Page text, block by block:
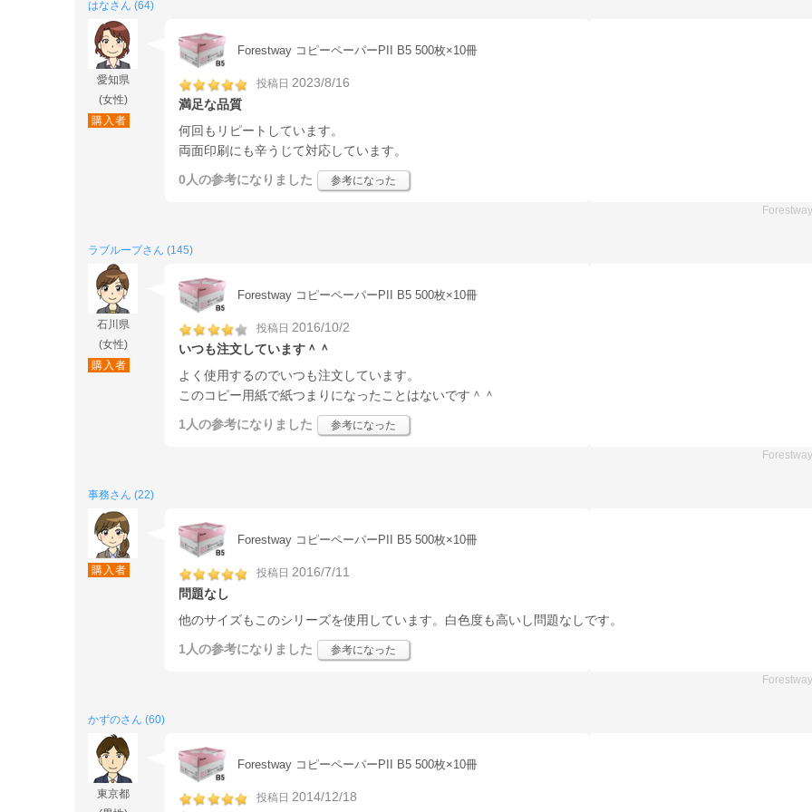
はなさん (64)
愛知県
(女性)
購入者
Forestway コピーペーパーPII B5 500枚×10冊
投稿日 2023/8/16
満足な品質
何回もリピートしています。
両面印刷にも辛うじて対応しています。
0人の参考になりました 参考になった
Forestway
ラブループさん (145)
石川県
(女性)
購入者
Forestway コピーペーパーPII B5 500枚×10冊
投稿日 2016/10/2
いつも注文しています＾＾
よく使用するのでいつも注文しています。
このコピー用紙で紙つまりになったことはないです＾＾
1人の参考になりました 参考になった
Forestway
事務さん (22)
購入者
Forestway コピーペーパーPII B5 500枚×10冊
投稿日 2016/7/11
問題なし
他のサイズもこのシリーズを使用しています。白色度も高いし問題なしです。
1人の参考になりました 参考になった
Forestway
かずのさん (60)
東京都
Forestway コピーペーパーPII B5 500枚×10冊
投稿日 2014/12/18